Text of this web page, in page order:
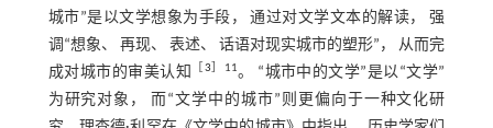
城市”是以文学想象为手段， 通过对文学文本的解读， 强
调“想象、 再现、 表述、 话语对现实城市的塑形”， 从而完
成对城市的审美认知
3 ］11。 “城市中的文学”是以“文学”
为研究对象， 而“文学中的城市”则更偏向于一种文化研